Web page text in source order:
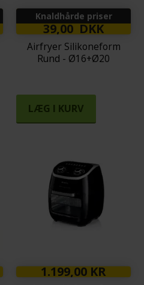
Knaldhårde priser
39,00 DKK
Airfryer Silikoneform
Rund - Ø16+Ø20
LÆG I KURV
1.199,00 KR